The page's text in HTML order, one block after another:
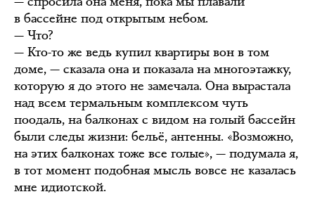
в бассейне под открытым небом.
— Что?
— Кто-то же ведь купил квартиры вон в том
доме, — сказала она и показала на многоэтажку,
которую я до этого не замечала. Она вырастала
над всем термальным комплексом чуть
поодаль, на балконах с видом на голый бассейн
были следы жизни: бельё, антенны. «Возможно,
на этих балконах тоже все голые», — подумала я,
в тот момент подобная мысль вовсе не казалась
мне идиотской.